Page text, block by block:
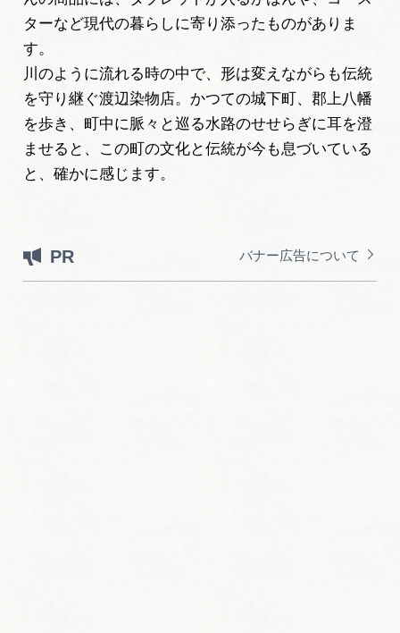
ターなど現代の暮らしに寄り添ったものがありま
す。
川のように流れる時の中で、形は変えながらも伝統
を守り継ぐ渡辺染物店。かつての城下町、郡上八幡
を歩き、町中に脈々と巡る水路のせせらぎに耳を澄
ませると、この町の文化と伝統が今も息づいている
と、確かに感じます。
PR バナー広告について